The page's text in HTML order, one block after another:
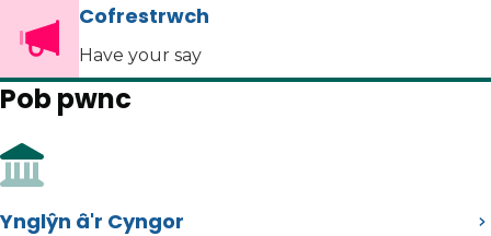
Cofrestrwch
Have your say
Pob pwnc
Ynglŷn â'r Cyngor